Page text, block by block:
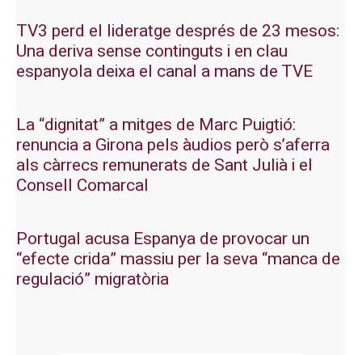
TV3 perd el lideratge després de 23 mesos:
Una deriva sense continguts i en clau
espanyola deixa el canal a mans de TVE
La “dignitat” a mitges de Marc Puigtió:
renuncia a Girona pels àudios però s’aferra
als càrrecs remunerats de Sant Julià i el
Consell Comarcal
Portugal acusa Espanya de provocar un
“efecte crida” massiu per la seva “manca de
regulació” migratòria